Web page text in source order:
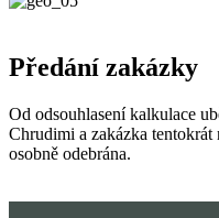
Předání zakázky
Od odsouhlasení kalkulace
Chrudimi a zakázka tentokrát
osobně odebrána.